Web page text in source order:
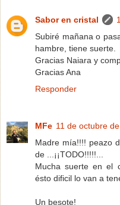
Sabor en cristal
Subiré mañana o
hambre, tiene suerte.
Gracias Naiara y
Gracias Ana
Responder
MFe 11 de octubre
Madre mía!!!! peazo
de ...¡¡TODO!!!!!...
Mucha suerte en el
ésto dificil lo van a
Un besote!